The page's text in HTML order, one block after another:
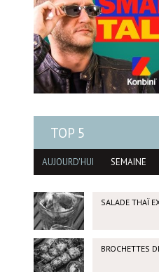
TOP 5
AUJOURD'HUI SEMAINE
SALADE THAÏ
BROCHETTES